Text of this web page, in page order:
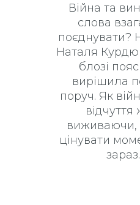
Війна та
слова
поєднувати?
Наталя
блозі
вирішила
поруч. Як
відчуття
виживаючи,
цінувати